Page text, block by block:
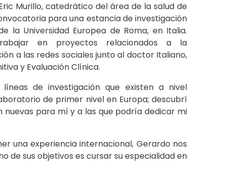
Murillo, catedrático del área de la salud de
para una estancia de investigación
la Universidad Europea de Roma, en Italia.
en proyectos relacionados a la
a las redes sociales junto al doctor Italiano,
y Evaluación Clínica.
de investigación que existen a nivel
de primer nivel en Europa; descubrí
nuevas para mí y a las que podría dedicar mi
una experiencia internacional, Gerardo nos
de sus objetivos es cursar su especialidad en